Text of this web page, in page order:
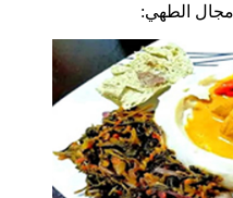
مجال الطهي: